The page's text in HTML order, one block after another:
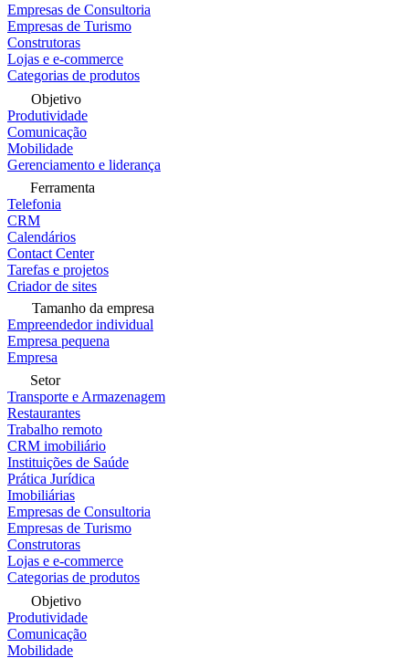
Empresas de Consultoria
Empresas de Turismo
Construtoras
Lojas e e-commerce
Categorias de produtos
Objetivo
Produtividade
Comunicação
Mobilidade
Gerenciamento e liderança
Ferramenta
Telefonia
CRM
Calendários
Contact Center
Tarefas e projetos
Criador de sites
Tamanho da empresa
Empreendedor individual
Empresa pequena
Empresa
Setor
Transporte e Armazenagem
Restaurantes
Trabalho remoto
CRM imobiliário
Instituições de Saúde
Prática Jurídica
Imobiliárias
Empresas de Consultoria
Empresas de Turismo
Construtoras
Lojas e e-commerce
Categorias de produtos
Objetivo
Produtividade
Comunicação
Mobilidade